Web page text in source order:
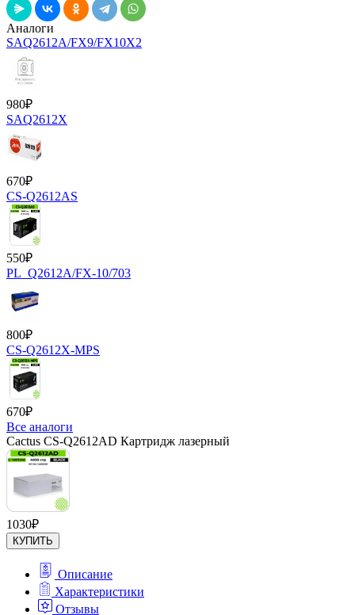
Аналоги
SAQ2612A/FX9/FX10X2
980₽
SAQ2612X
670₽
CS-Q2612AS
550₽
PL_Q2612A/FX-10/703
800₽
CS-Q2612X-MPS
670₽
Все аналоги
Cactus CS-Q2612AD Картридж лазерный
1030₽
КУПИТЬ
Описание
Характеристики
Отзывы